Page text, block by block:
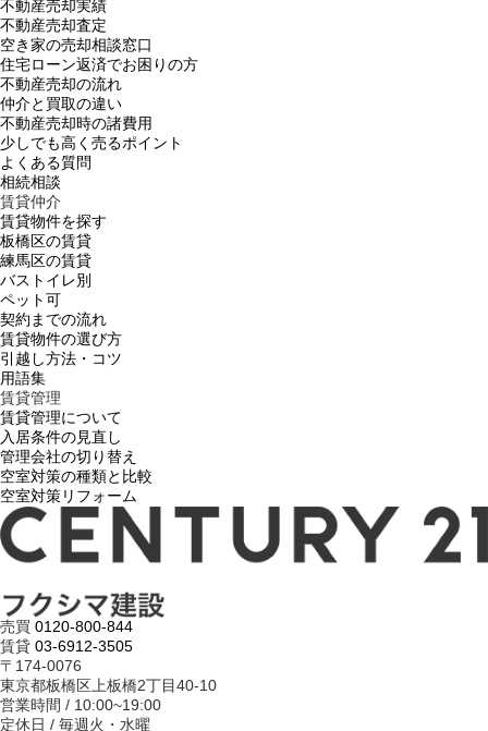
不動産売却実績
不動産売却査定
空き家の売却相談窓口
住宅ローン返済でお困りの方
不動産売却の流れ
仲介と買取の違い
不動産売却時の諸費用
少しでも高く売るポイント
よくある質問
相続相談
賃貸仲介
賃貸物件を探す
板橋区の賃貸
練馬区の賃貸
バストイレ別
ペット可
契約までの流れ
賃貸物件の選び方
引越し方法・コツ
用語集
賃貸管理
賃貸管理について
入居条件の見直し
管理会社の切り替え
空室対策の種類と比較
空室対策リフォーム
売買 0120-800-844
賃貸 03-6912-3505
〒174-0076
東京都板橋区上板橋2丁目40-10
営業時間 / 10:00~19:00
定休日 / 毎週火・水曜